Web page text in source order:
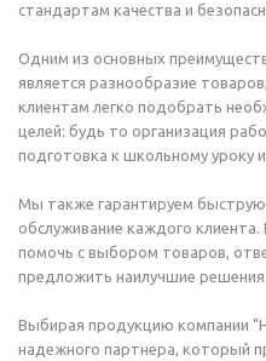
стандартам качества и
Одним из основных
является разнообразие
клиентам легко подобрать
целей: будь то организация
подготовка к школьному уроку
Мы также гарантируем быструю
обслуживание каждого
помочь с выбором товаров,
предложить наилучшие решения.
Выбирая продукцию компании
надежного партнера, который